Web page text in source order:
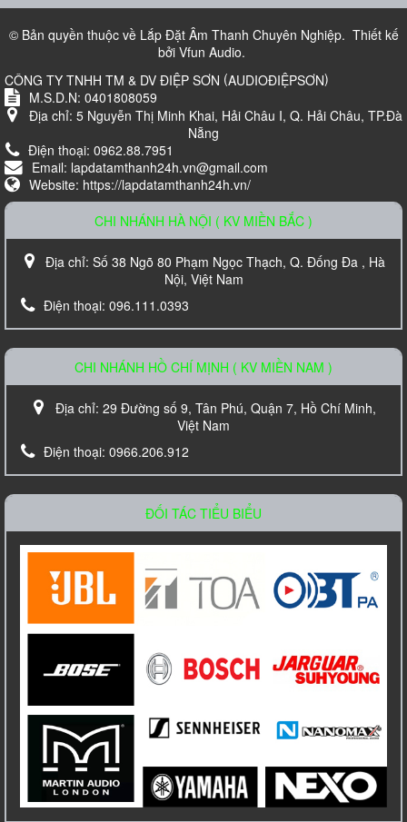
700.000 VND
Loa Karaoke Nanomax JB-625
Liên hệ
Loa âm trần TOA PC-648R
Liên hệ
Amply Bosch PLE 1ME 120 EU Công Suất
Liên hệ
© Bản quyền thuộc về Lắp Đặt Âm Thanh Chuyên Nghiệp. Thiết kế
bởi Vfun Audio.
CÔNG TY TNHH TM & DV ĐIỆP SƠN (AUDIOĐIỆPSƠN)
M.S.D.N: 0401808059
Địa chỉ: 5 Nguyễn Thị Minh Khai, Hải Châu I, Q. Hải Châu, TP.Đà
Nẵng
Điện thoại: 0962.88.7951
Email: lapdatamthanh24h.vn@gmail.com
Website: https://lapdatamthanh24h.vn/
CHI NHÁNH HÀ NỘI ( KV MIỀN BẮC )
Địa chỉ: Số 38 Ngõ 80 Phạm Ngọc Thạch, Q. Đống Đa , Hà
Nội, Việt Nam
Điện thoại: 096.111.0393
CHI NHÁNH HỒ CHÍ MỊNH ( KV MIỀN NAM )
Địa chỉ: 29 Đường số 9, Tân Phú, Quận 7, Hồ Chí Minh,
Việt Nam
Điện thoại: 0966.206.912
ĐỐI TÁC TIỂU BIỂU